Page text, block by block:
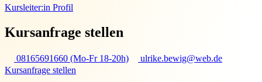
Kursleiter:in Profil
Kursanfrage stellen
08165691660 (Mo-Fr 18-20h)
ulrike.bewig@web.de
Kursanfrage stellen